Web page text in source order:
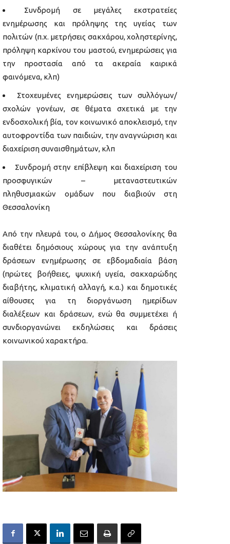
Συνδρομή σε μεγάλες εκστρατείες
ενημέρωσης και πρόληψης της υγείας των
πολιτών (π.χ. μετρήσεις σακχάρου, χοληστερίνης,
πρόληψη καρκίνου του μαστού, ενημερώσεις για
την προστασία από τα ακεραία καιρικά
φαινόμενα, κλπ)
Στοχευμένες ενημερώσεις των συλλόγων/
σχολών γονέων, σε θέματα σχετικά με την
ενδοσχολική βία, τον κοινωνικό αποκλεισμό, την
αυτοφροντίδα των παιδιών, την αναγνώριση και
διαχείριση συναισθημάτων, κλπ
Συνδρομή στην επίβλεψη και διαχείριση του
προσφυγικών – μεταναστευτικών
πληθυσμιακών ομάδων που διαβιούν στη
Θεσσαλονίκη
Από την πλευρά του, ο Δήμος Θεσσαλονίκης θα
διαθέτει δημόσιους χώρους για την ανάπτυξη
δράσεων ενημέρωσης σε εβδομαδιαία βάση
(πρώτες βοήθειες, ψυχική υγεία, σακχαρώδης
διαβήτης, κλιματική αλλαγή, κ.α.) και δημοτικές
αίθουσες για τη διοργάνωση ημερίδων
διαλέξεων και δράσεων, ενώ θα συμμετέχει ή
συνδιοργανώνει εκδηλώσεις και δράσεις
κοινωνικού χαρακτήρα.